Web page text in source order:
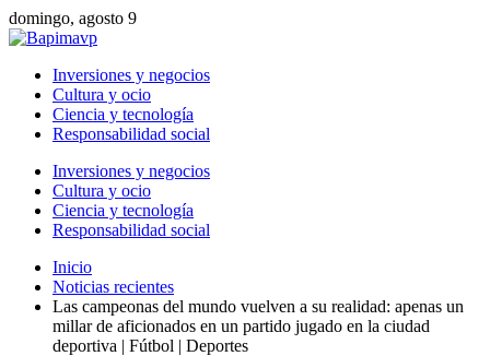
domingo, agosto 9
Inversiones y negocios
Cultura y ocio
Ciencia y tecnología
Responsabilidad social
Inversiones y negocios
Cultura y ocio
Ciencia y tecnología
Responsabilidad social
Inicio
Noticias recientes
Las campeonas del mundo vuelven a su realidad: apenas un
millar de aficionados en un partido jugado en la ciudad
deportiva | Fútbol | Deportes